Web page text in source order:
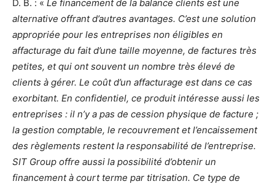
D. B. : « Le financement de la balance clients est une
alternative offrant d’autres avantages. C’est une solution
appropriée pour les entreprises non éligibles en
affacturage du fait d’une taille moyenne, de factures très
petites, et qui ont souvent un nombre très élevé de
clients à gérer. Le coût d’un affacturage est dans ce cas
exorbitant. En confidentiel, ce produit intéresse aussi les
entreprises : il n’y a pas de cession physique de facture ;
la gestion comptable, le recouvrement et l’encaissement
des règlements restent la responsabilité de l’entreprise.
SIT Group offre aussi la possibilité d’obtenir un
financement à court terme par titrisation. Ce type de